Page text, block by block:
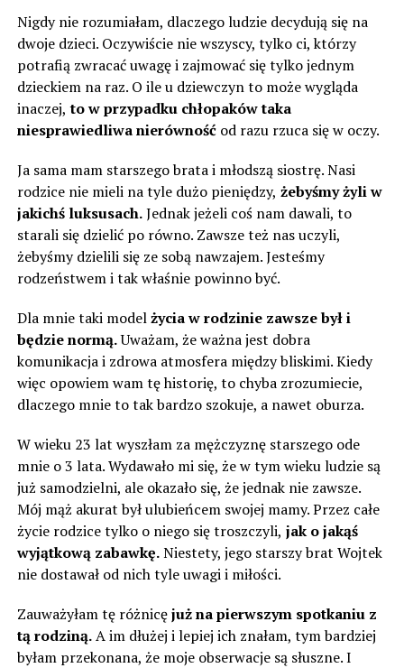
Nigdy nie rozumiałam, dlaczego ludzie decydują się na
dwoje dzieci. Oczywiście nie wszyscy, tylko ci, którzy
potrafią zwracać uwagę i zajmować się tylko jednym
dzieckiem na raz. O ile u dziewczyn to może wygląda
inaczej, to w przypadku chłopaków taka
niesprawiedliwa nierównośćod razu rzuca się w oczy.
Ja sama mam starszego brata i młodszą siostrę. Nasi
rodzice nie mieli na tyle dużo pieniędzy, żebyśmy żyli w
jakichś luksusach.Jednak jeżeli coś nam dawali, to
starali się dzielić po równo. Zawsze też nas uczyli,
żebyśmy dzielili się ze sobą nawzajem. Jesteśmy
rodzeństwem i tak właśnie powinno być.
Dla mnie taki modelżycia w rodzinie zawsze był i
będzie normą.Uważam, że ważna jest dobra
komunikacja i zdrowa atmosfera między bliskimi. Kiedy
więc opowiem wam tę historię, to chyba zrozumiecie,
dlaczego mnie to tak bardzo szokuje, a nawet oburza.
W wieku 23 lat wyszłam za mężczyznę starszego ode
mnie o 3 lata. Wydawało mi się, że w tym wieku ludzie są
już samodzielni, ale okazało się, że jednak nie zawsze.
Mój mąż akurat był ulubieńcem swojej mamy. Przez całe
życie rodzice tylko o niego się troszczyli, jak o jakąś
wyjątkową zabawkę.Niestety, jego starszy brat Wojtek
nie dostawał od nich tyle uwagi i miłości.
Zauważyłam tę różnicęjuż na pierwszym spotkaniu z
tą rodziną.A im dłużej i lepiej ich znałam, tym bardziej
byłam przekonana, że moje obserwacje są słuszne. I